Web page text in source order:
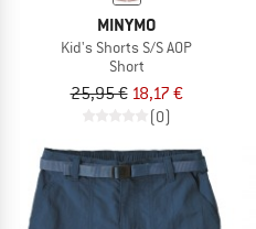
MINYMO
Kid's Shorts S/S AOP
Short
25,95 € 18,17 €
(0)